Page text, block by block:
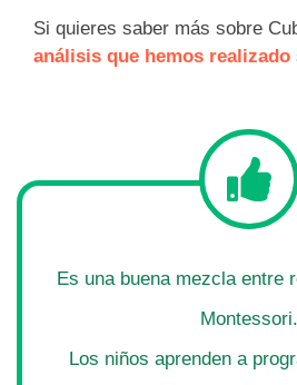
Si quieres saber más sobre
análisis que hemos realizado
Es una buena mezcla entre
Montessori.
Los niños aprenden a